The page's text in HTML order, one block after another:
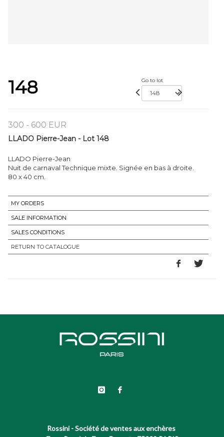
148 Go to lot
300 - 600 EUR
LLADO Pierre-Jean - Lot 148
LLADO Pierre-Jean
Nuit de carnaval Technique mixte. Signée en bas à droite.
80 x 40 cm.
MY ORDERS
SALE INFORMATION
SALES CONDITIONS
RETURN TO CATALOGUE
Rossini - Société de ventes aux enchères